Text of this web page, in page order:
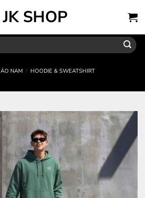
JK SHOP
ÁO NAM / HOODIE & SWEATSHIRT